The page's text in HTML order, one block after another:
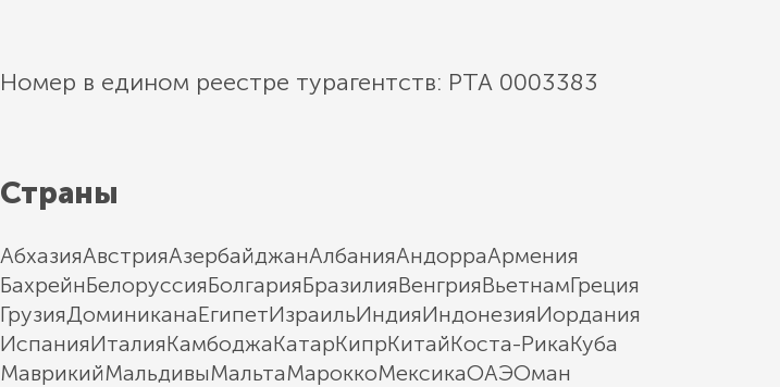
Номер в едином реестре турагентств: РТА 0003383
Страны
АбхазияАвстрияАзербайджанАлбанияАндорраАрмения
БахрейнБелоруссияБолгарияБразилияВенгрияВьетнамГреция
ГрузияДоминиканаЕгипетИзраильИндияИндонезияИордания
ИспанияИталияКамбоджаКатарКипрКитайКоста-РикаКуба
МаврикийМальдивыМальтаМароккоМексикаОАЭОман